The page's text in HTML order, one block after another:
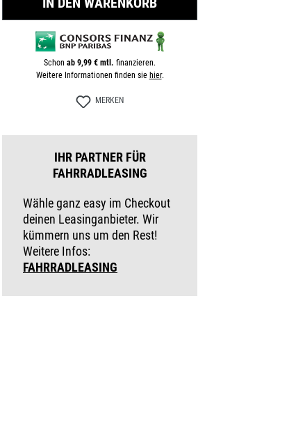
Schon ab 9,99 € mtl. finanzieren.
Weitere Informationen finden sie hier.
MERKEN
IHR PARTNER FÜR
FAHRRADLEASING
Wähle ganz easy im Checkout
deinen Leasinganbieter. Wir
kümmern uns um den Rest!
Weitere Infos:
FAHRRADLEASING